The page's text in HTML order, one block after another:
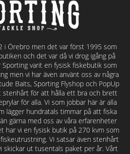
i Örebro men det var först 1995 som
och det var då vi drog igång på
varit en fysisk fiskebutik som
men vi har även använt oss av några
Baits, Sporting Flyshop och PopUp
stenhårt för att hålla ett bra och brett
för alla. Vi som jobbar här är alla
lägger hundratals timmar på att fiska
gärna med oss av våra erfarenheter
har vi en fysisk butik på 270 kvm som
Vi satsar även stenhårt
skickar ut tusentals paket per år. Vårt